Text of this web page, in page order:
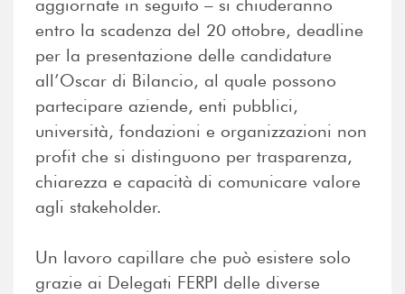
aggiornate in seguito – si chiuderanno
entro la scadenza del 20 ottobre, deadline
per la presentazione delle candidature
all’Oscar di Bilancio, al quale possono
partecipare aziende, enti pubblici,
università, fondazioni e organizzazioni non
profit che si distinguono per trasparenza,
chiarezza e capacità di comunicare valore
agli stakeholder.
Un lavoro capillare che può esistere solo
grazie ai Delegati FERPI delle diverse